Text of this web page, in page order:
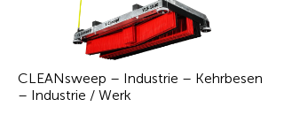
CLEANsweep – Industrie – Kehrbesen
– Industrie / Werk